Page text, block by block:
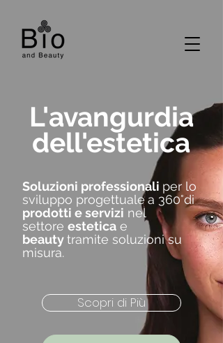
L'avangurdia
dell'estetica
Soluzioni professionali per lo
sviluppo progettualea 360°di
prodotti e servizi nel
settore estetica e
beautytramite soluzioni su
misura.
Scopri di Più